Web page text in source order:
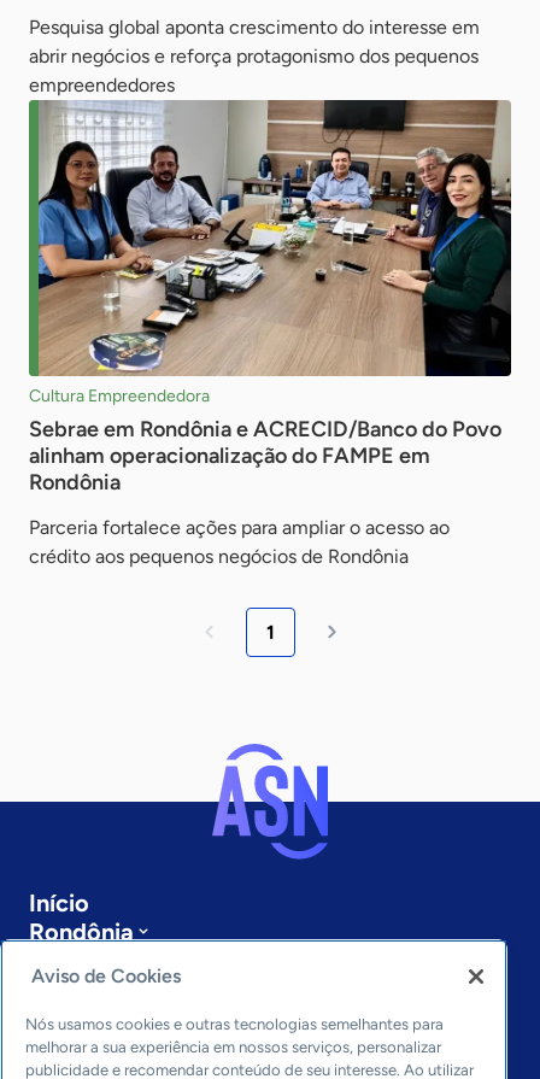
Pesquisa global aponta crescimento do interesse em
abrir negócios e reforça protagonismo dos pequenos
empreendedores
Cultura Empreendedora
Sebrae em Rondônia e ACRECID/Banco do Povo
alinham operacionalização do FAMPE em
Rondônia
Parceria fortalece ações para ampliar o acesso ao
crédito aos pequenos negócios de Rondônia
1
Início
Rondônia
Últimas notícias
Entre em contato
Editorias
Aviso de Cookies
Nós usamos cookies e outras tecnologias semelhantes para
melhorar a sua experiência em nossos serviços, personalizar
publicidade e recomendar conteúdo de seu interesse. Ao utilizar